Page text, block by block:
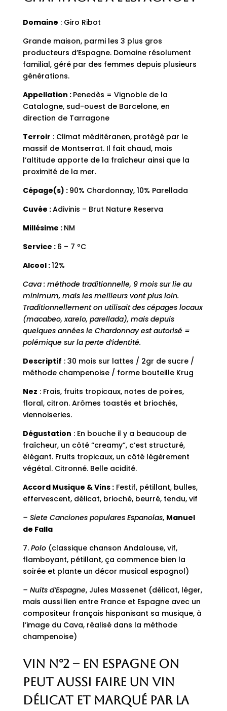
Domaine : Giro Ribot
Grande maison, parmi les 3 plus gros
producteurs d’Espagne. Domaine résolument
familial, géré par des femmes depuis plusieurs
générations.
Appellation : Penedès = Vignoble de la
Catalogne, sud-ouest de Barcelone, en
direction de Tarragone
Terroir : Climat méditéranen, protégé par le
massif de Montserrat. Il fait chaud, mais
l’altitude apporte de la fraîcheur ainsi que la
proximité de la mer.
Cépage(s) : 90% Chardonnay, 10% Parellada
Cuvée :Adivinis – Brut Nature Reserva
Millésime : NM
Service : 6 – 7 ºC
Alcool :12%
Cava : méthode traditionnelle, 9 mois sur lie au
minimum, mais les meilleurs vont plus loin.
Traditionnellement on utilisait des cépages locaux
(macabeo, xarelo, parellada), mais depuis
quelques années le Chardonnay est autorisé =
polémique sur la perte d’identité.
Descriptif : 30 mois sur lattes / 2gr de sucre /
méthode champenoise / forme bouteille Krug
Nez : Frais, fruits tropicaux, notes de poires,
floral, citron. Arômes toastés et briochés,
viennoiseries.
Dégustation : En bouche il y a beaucoup de
fraîcheur, un côté “creamy”, c’est structuré,
élégant. Fruits tropicaux, un côté légèrement
végétal. Citronné. Belle acidité.
Accord Musique & Vins :Festif, pétillant, bulles,
effervescent, délicat, brioché, beurré, tendu, vif
– Siete Canciones populares Espanolas, Manuel
de Falla
7. Polo (classique chanson Andalouse, vif,
flamboyant, pétillant, ça commence bien la
soirée et plante un décor musical espagnol)
– Nuits d’Espagne, Jules Massenet (délicat, léger,
mais aussi lien entre France et Espagne avec un
compositeur français hispanisant sa musique, à
l’image du Cava, réalisé dans la méthode
champenoise)
Vin n°2 – En Espagne on
peut aussi faire un vin
délicat et marqué par la